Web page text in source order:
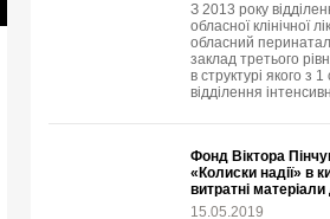
З 2013 року
обласної клінічної
обласний
заклад третього
в структурі якого з
відділення
Фонд Віктора
«Колиски надії» в
витратні
15.05.2019